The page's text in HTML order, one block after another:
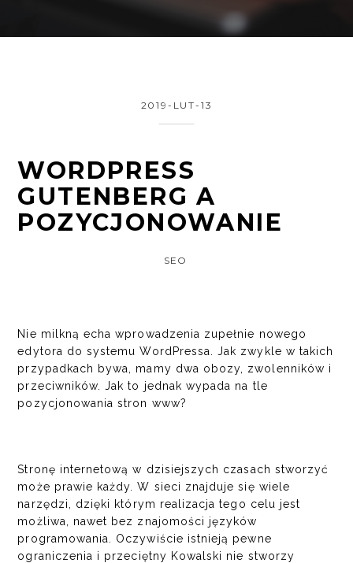
2019-LUT-13
WORDPRESS
GUTENBERG A
POZYCJONOWANIE
SEO
Nie milkną echa wprowadzenia zupełnie nowego
edytora do systemu WordPressa. Jak zwykle w takich
przypadkach bywa, mamy dwa obozy, zwolenników i
przeciwników. Jak to jednak wypada na tle
pozycjonowania stron www?
Stronę internetową w dzisiejszych czasach stworzyć
może prawie każdy. W sieci znajduje się wiele
narzędzi, dzięki którym realizacja tego celu jest
możliwa, nawet bez znajomości języków
programowania. Oczywiście istnieją pewne
ograniczenia i przeciętny Kowalski nie stworzy